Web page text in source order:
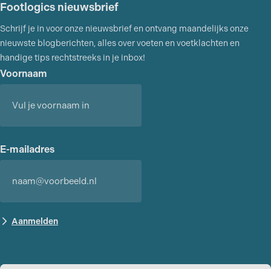
Footlogics nieuwsbrief
Schrijf je in voor onze nieuwsbrief en ontvang maandelijks onze
nieuwste blogberichten, alles over voeten en voetklachten en
handige tips rechtstreeks in je inbox!
Voornaam
E-mailadres